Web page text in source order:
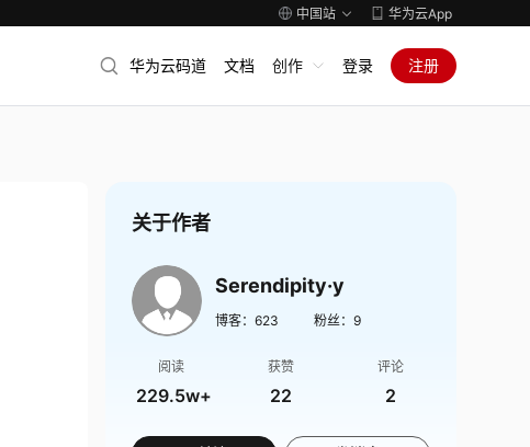
中国站 华为云App
华为云码道 文档 创作 登录 注册
关于作者
Serendipity·y
博客： 623 粉丝： 9
阅读
229.5w+
获赞
22
评论
2